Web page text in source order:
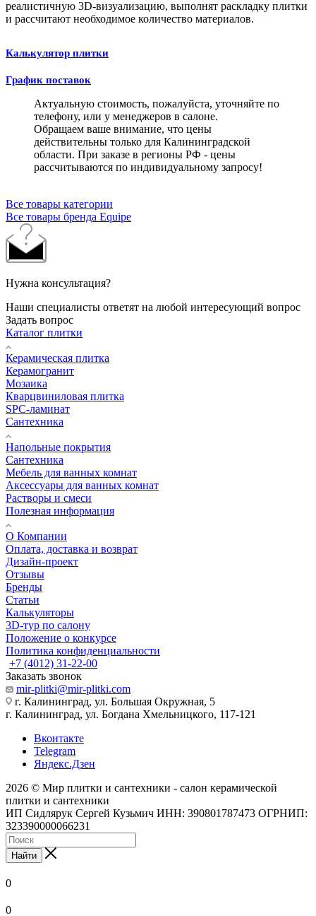
реалистичную 3D-визуализацию, выполнят раскладку плитки
и рассчитают необходимое количество материалов.
Калькулятор плитки
График поставок
Актуальную стоимость, пожалуйста, уточняйте по
телефону, или у менеджеров в салоне.
Обращаем ваше внимание, что цены
действительны только для Калининградской
области. При заказе в регионы РФ - цены
рассчитываются по индивидуальному запросу!
Все товары категории
Все товары бренда Equipe
Нужна консультация?
Наши специалисты ответят на любой интересующий вопрос
Задать вопрос
Каталог плитки
Керамическая плитка
Керамогранит
Мозаика
Кварцвиниловая плитка
SPC-ламинат
Сантехника
Напольные покрытия
Сантехника
Мебель для ванных комнат
Аксессуары для ванных комнат
Растворы и смеси
Полезная информация
О Компании
Оплата, доставка и возврат
Дизайн-проект
Отзывы
Бренды
Статьи
Калькуляторы
3D-тур по салону
Положение о конкурсе
Политика конфиденциальности
+7 (4012) 31-22-00
Заказать звонок
mir-plitki@mir-plitki.com
г. Калининград, ул. Большая Окружная, 5
г. Калининград, ул. Богдана Хмельницкого, 117-121
Вконтакте
Telegram
Яндекс.Дзен
2026 © Мир плитки и сантехники - салон керамической
плитки и сантехники
ИП Сидлярук Сергей Кузьмич ИНН: 390801787473 ОГРНИП:
323390000066231
Найти
0
0